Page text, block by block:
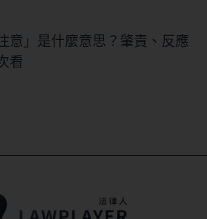
意」是什麼意思？肇責、反應
看